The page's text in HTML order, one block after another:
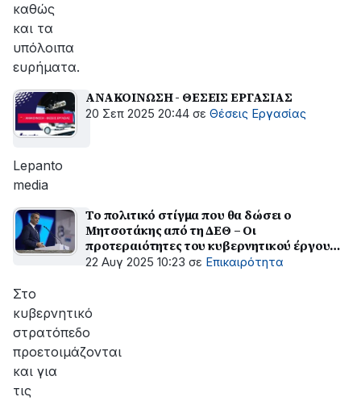
καθώς
και τα
υπόλοιπα
ευρήματα.
ΑΝΑΚΟΙΝΩΣΗ - ΘΕΣΕΙΣ ΕΡΓΑΣΙΑΣ
20 Σεπ 2025 20:44 σε Θέσεις Εργασίας
Lepanto
media
Το πολιτικό στίγμα που θα δώσει ο
Μητσοτάκης από τη ΔΕΘ – Οι
προτεραιότητες του κυβερνητικού έργου
και οι μεταρρυθμίσεις
22 Αυγ 2025 10:23 σε Επικαιρότητα
Στο
κυβερνητικό
στρατόπεδο
προετοιμάζονται
και για
τις